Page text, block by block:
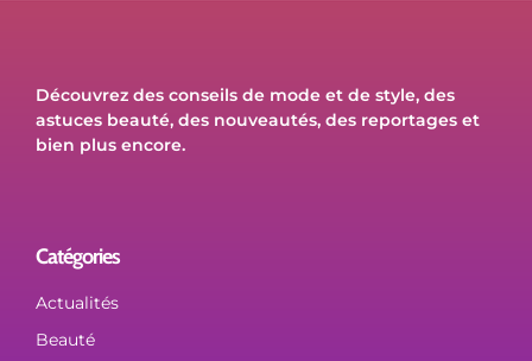
Découvrez des conseils de mode et de style, des
astuces beauté, des nouveautés, des reportages et
bien plus encore.
Catégories
Actualités
Beauté